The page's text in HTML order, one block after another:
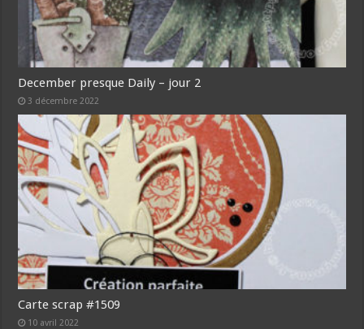
December presque Daily – jour 2
3 décembre 2022
Carte scrap #1509
10 avril 2022